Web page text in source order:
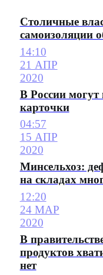
Столичные
самоизоляции
14:10
21 АПР
2020
В России могут
карточки
04:57
15 АПР
2020
Минсельхоз:
на складах
12:20
24 МАР
2020
В
продуктов
нет